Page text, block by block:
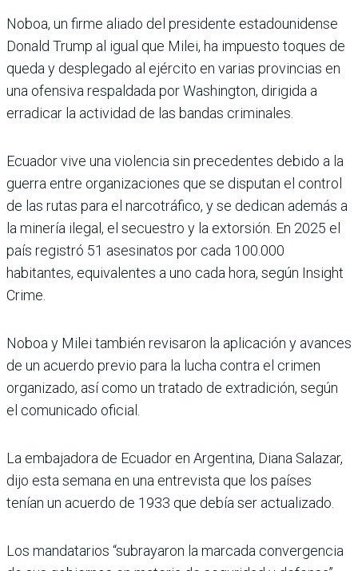
Noboa, un firme aliado del presidente estadounidense
Donald Trump al igual que Milei, ha impuesto toques de
queda y desplegado al ejército en varias provincias en
una ofensiva respaldada por Washington, dirigida a
erradicar la actividad de las bandas criminales.
Ecuador vive una violencia sin precedentes debido a la
guerra entre organizaciones que se disputan el control
de las rutas para el narcotráfico, y se dedican además a
la minería ilegal, el secuestro y la extorsión. En 2025 el
país registró 51 asesinatos por cada 100.000
habitantes, equivalentes a uno cada hora, según Insight
Crime.
Noboa y Milei también revisaron la aplicación y avances
de un acuerdo previo para la lucha contra el crimen
organizado, así como un tratado de extradición, según
el comunicado oficial.
La embajadora de Ecuador en Argentina, Diana Salazar,
dijo esta semana en una entrevista que los países
tenían un acuerdo de 1933 que debía ser actualizado.
Los mandatarios “subrayaron la marcada convergencia